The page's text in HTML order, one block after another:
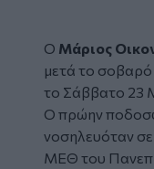
Ο Μάριος
μετά το σοβαρό
το Σάββατο 23
Ο πρώην
νοσηλευόταν
ΜΕΘ του